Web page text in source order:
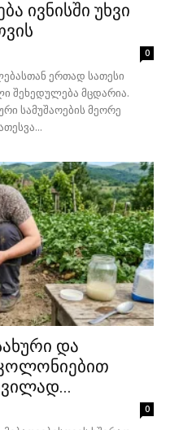
ივნისში უხვი
0
ერთად სათესი
შეხედულება მცდარია.
სამუშაოების მეორე
და
0